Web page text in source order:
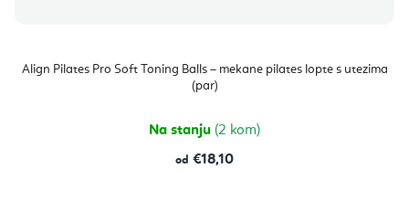
Align Pilates Pro Soft Toning Balls – mekane pilates lopte s utezima
(par)
Na stanju (2 kom)
od €18,10